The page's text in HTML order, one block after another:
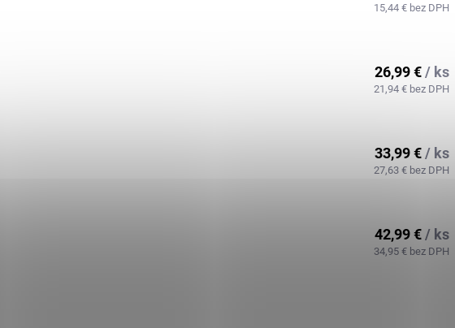
15,44 € bez DPH
26,99 €/ ks
21,94 € bez DPH
33,99 €/ ks
27,63 € bez DPH
42,99 €/ ks
34,95 € bez DPH